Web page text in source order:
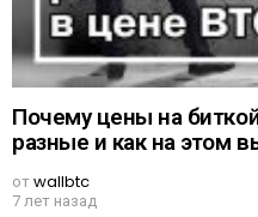
Почему цены на
разные и как на этом
отwallbtc
7 лет назад